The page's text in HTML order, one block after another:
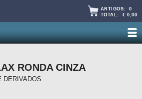
ARTIGOS: 0
TOTAL: € 0,00
RONDA CINZA
DERIVADOS